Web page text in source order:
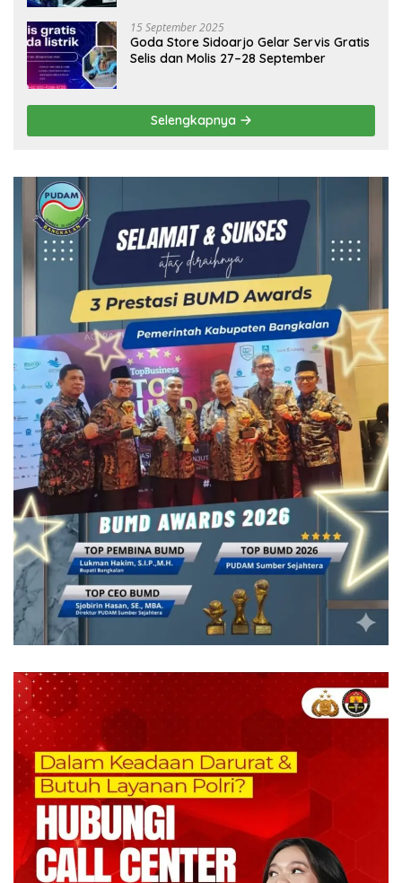
15 September 2025
Goda Store Sidoarjo Gelar Servis Gratis
Selis dan Molis 27–28 September
Selengkapnya